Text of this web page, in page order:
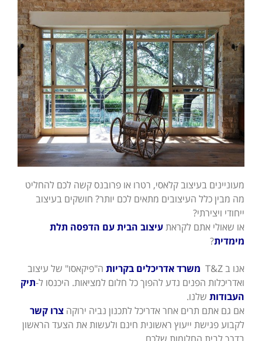
מעוניינים בעיצוב קלאסי, רטרו או פרובנס קשה לכם להחליט
מה מבין כלל העיצובים מתאים לכם יותר? חושקים בעיצוב
ייחודי ויצירתי?
או שאולי אתם לקראתעיצוב הבית עם הדפסה תלת
מימדית?
אנו ב T&Z משרד אדריכלים בקריות ה"פיקאסו" של עיצוב
ואדריכלות הפנים נדע להפוך כל חלום למציאות. היכנסו ל-תיק
העבודות שלנו.
אם גם אתם תרים אחר אדריכל לתכנון נביה ירוקה צרו קשר
לקבוע פגישת ייעוץ ראשונית חינם ולעשות את הצעד הראשון